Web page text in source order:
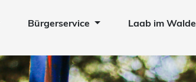
Bürgerservice Laab im Walde